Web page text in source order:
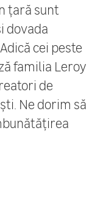
țară sunt
dovada
cei peste
familia Leroy
de
Ne dorim să